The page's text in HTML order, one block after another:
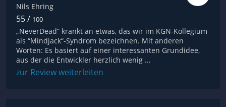
Nils Ehring
55 / 100
„NeverDead“ krankt an etwas, das wir im KGN-Kollegium
als “Mindjack“-Syndrom bezeichnen. Mit anderen
Worten: Es basiert auf einer interessanten Grundidee,
aus der die Entwickler herzlich wenig ...
zur Review weiterleiten